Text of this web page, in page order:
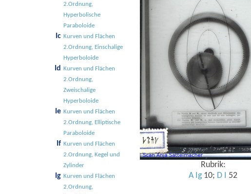
2.Ordnung,
Hyperbolische
Paraboloide
Ic Kurven und Flächen
2.Ordnung, Einschalige
Hyperboloide
Id
Kurven und Flächen
2.Ordnung,
Zweischalige
Hyperboloide
Ie Kurven und Flächen
2.Ordnung, Elliptische
Paraboloide
If Kurven und Flächen
2.Ordnung, Kegel und
Zylinder
Ig Kurven und Flächen
2.Ordnung,
Rubrik:
A Ig10; D I 52